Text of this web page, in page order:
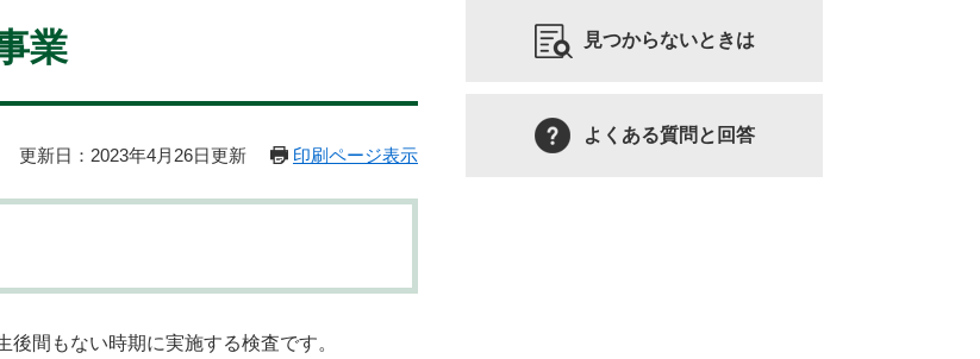
業
更新日：2023年4月26日更新 印刷ページ表示
間もない時期に実施する検査です。
見つからないときは
よくある質問と回答